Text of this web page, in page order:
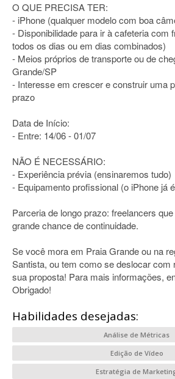
O QUE PRECISA TER:
- iPhone (qualquer modelo com boa
- Disponibilidade para ir à cafeteria com
todos os dias ou em dias combinados)
- Meios próprios de transporte ou de
Grande/SP
- Interesse em crescer e construir uma
prazo
Data de Início:
- Entre: 14/06 - 01/07
NÃO É NECESSÁRIO:
- Experiência prévia (ensinaremos tudo)
- Equipamento profissional (o iPhone já
Parceria de longo prazo: freelancers
grande chance de continuidade.
Se você mora em Praia Grande ou na
Santista, ou tem como se deslocar com
sua proposta! Para mais informações,
Obrigado!
Habilidades desejadas:
Análise de Métricas
Edição de Vídeo
Estratégia de